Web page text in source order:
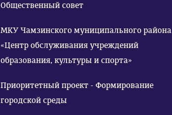
Общественный совет
МКУ Чамзинского муниципального района
«Центр обслуживания учреждений
образования, культуры и спорта»
Приоритетный проект - Формирование
городской среды